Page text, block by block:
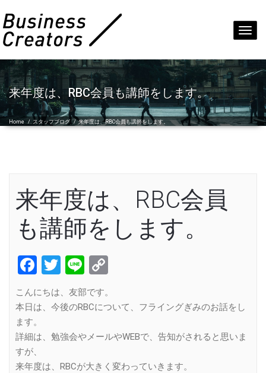
来年度は、RBC会員も講師をします。
Home / スタッフブログ /来年度は、RBC会員も講師をします。
来年度は、RBC会員
も講師をします。
Facebook
Twitter
Line
こんにちは、友部です。
本日は、今後のRBCについて、フライングぎみのお話をし
ます。
詳細は、勉強会やメールやWEBで、告知がされると思いま
すが、
来年度は、RBCが大きく変わっていきます。